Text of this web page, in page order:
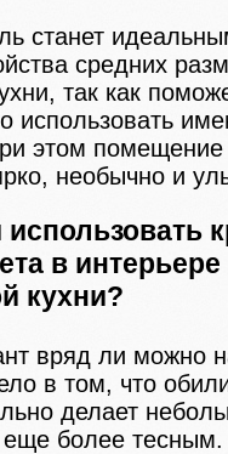
станет
средних
так как
использовать
этом помещение
необычно и
в интерьере
кухни?
вряд ли можно
в том, что
делает
более тесным.